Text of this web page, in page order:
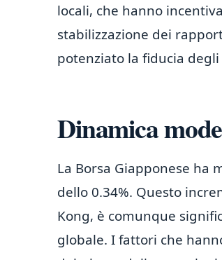
locali, che hanno
stabilizzazione dei
potenziato la fiducia
Dinamica
La Borsa Giapponese ha
dello 0.34%. Questo
Kong, è comunque
globale. I fattori che